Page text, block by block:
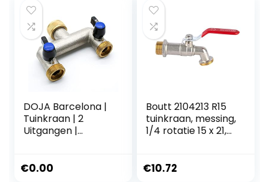
voor tuinieren,
irrigatie,
autowassen,
huisdier, blauw
zwart
tuinslangen –
Inclusief draagtas
en haak voor
eenvoudige opslag
(15
DOJA Barcelona |
Tuinkraan | 2
Uitgangen |
3/4 | Messing
€0.00
Boutt 2104213 R15
tuinkraan, messing,
1/4 rotatie 15 x 21,
€10.72